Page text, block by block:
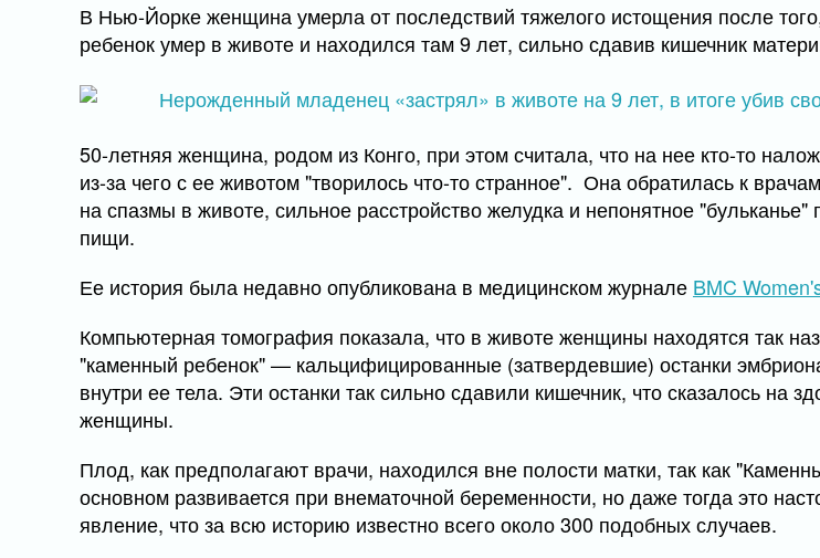
В Нью-Йорке женщина умерла от последствий тяжелого истощения после
ребенок умер в животе и находился там 9 лет, сильно сдавив кишечник
50-летняя женщина, родом из Конго, при этом считала, что на нее кто-то
из-за чего с ее животом "творилось что-то странное". Она обратилась к
на спазмы в животе, сильное расстройство желудка и непонятное
пищи.
Ее история была недавно опубликована в медицинском журнале BMC
Компьютерная томография показала, что в животе женщины находятся так
"каменный ребенок" — кальцифицированные (затвердевшие) останки
внутри ее тела. Эти останки так сильно сдавили кишечник, что сказалось на
женщины.
Плод, как предполагают врачи, находился вне полости матки, так как
основном развивается при внематочной беременности, но даже тогда это
явление, что за всю историю известно всего около 300 подобных случаев.